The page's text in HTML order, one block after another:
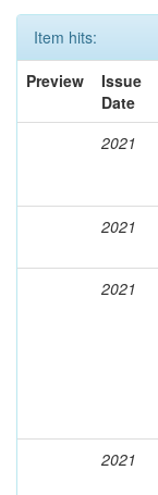
Item hits:
Preview
Issue
Date
2021
2021
2021
2021